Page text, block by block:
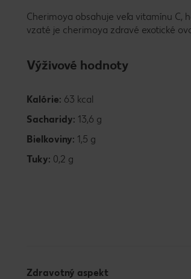
Cherimoya obsahuje veľa vitamínu C,
vzaté je cherimoya zdravé exotické
Výživové hodnoty
Kalórie: 63 kcal
Sacharidy: 13,6 g
Bielkoviny: 1,5 g
Tuky: 0,2 g
Zdravotný aspekt